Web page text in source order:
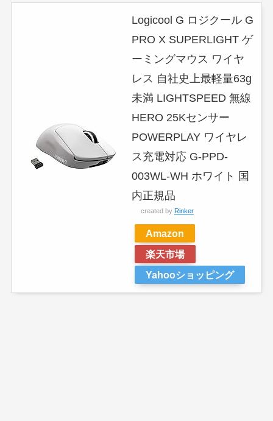
Logicool G ロジクール G
PRO X SUPERLIGHT ゲ
ーミングマウス ワイヤ
レス 自社史上最軽量63g
未満 LIGHTSPEED 無線
HERO 25Kセンサー
POWERPLAY ワイヤレ
ス充電対応 G-PPD-
003WL-WH ホワイト 国
内正規品
created by Rinker
Amazon
楽天市場
Yahooショッピング